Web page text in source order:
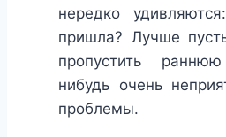
нередко
пришла? Лучше
пропустить
нибудь очень
проблемы.